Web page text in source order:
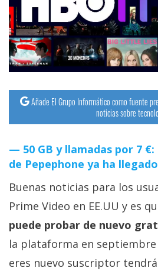
Operadores
Trucos
y
Tutoriales
Sistemas
operativos
Profesional
+
Añade El Grupo Informático como fuente
noticias sobre
50 GB y llamadas por 7
de Pepephone ya ha
Buenas noticias para los
Prime Video en EE.UU y es
puede probar de nuevo
la plataforma en septiembre
eres nuevo suscriptor